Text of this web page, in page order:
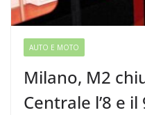
AUTO E MOTO
Milano, M2
Centrale l’8 e